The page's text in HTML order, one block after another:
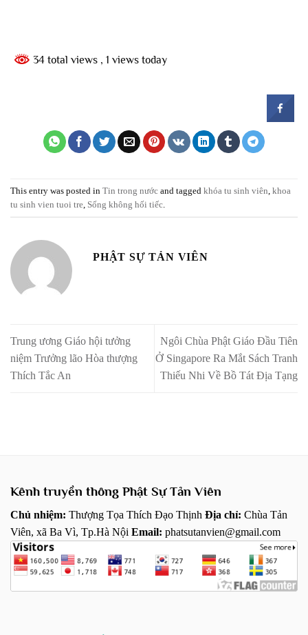
34 total views , 1 views today
This entry was posted in Tin trong nước and tagged khóa tu sinh viên khoa
tu sinh vien tuoi tre Sống không hối tiếc
PHẬT SỰ TẢN VIÊN
Trung ương Giáo hội tưởng
niệm Trưởng lão Hòa thượng
Thích Tắc An
Ngôi Chùa Phật Giáo Đầu Tiên
Ở Singapore Ra Mắt Sách Tranh
Thiếu Nhi Về Bồ Tát Địa Tạng
Kênh truyền thông Phật Sự Tản Viên
Chủ nhiệm: Thượng Tọa Thích Đạo Thịnh Địa chỉ: Chùa Tản
Viên, xã Ba Vì, Tp.Hà Nội Email: phatsutanvien@gmail.com